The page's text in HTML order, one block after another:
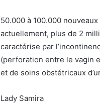
50.000 à 100.000
actuellement, plus de 2
caractérise par
(perforation entre le vagin
et de soins obstétricaux
Lady Samira